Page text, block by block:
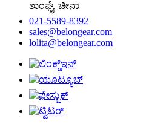
ಶಾಂಘೈ, ಚೀನಾ
021-5589-8392
sales@belongear.com
lolita@belongear.com